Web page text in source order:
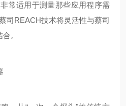
常适用于测量那些应用程序需
司REACH技术将灵活性与蔡司
。